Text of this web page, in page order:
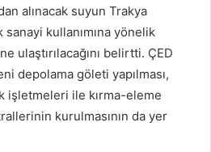
alınacak suyun Trakya
kullanımına yönelik
ulaştırılacağını belirtti. ÇED
depolama göleti yapılması,
işletmeleri ile kırma-eleme
kurulmasının da yer